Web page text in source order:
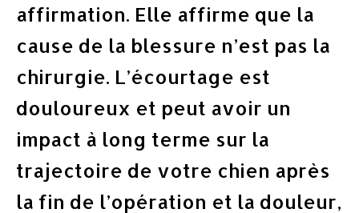
affirmation. Elle affirme que la
cause de la blessure n’est pas la
chirurgie. L’écourtage est
douloureux et peut avoir un
impact à long terme sur la
trajectoire de votre chien après
la fin de l’opération et la douleur,